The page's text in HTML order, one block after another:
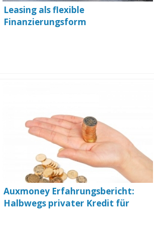
Leasing als flexible
Finanzierungsform
Auxmoney Erfahrungsbericht:
Halbwegs privater Kredit für